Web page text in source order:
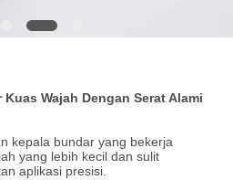
Wajah Dengan Serat Alami
kepala bundar yang bekerja
yang lebih kecil dan sulit
aplikasi presisi.